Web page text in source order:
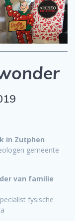
in Zutphen
gemeente
van familie
fysische